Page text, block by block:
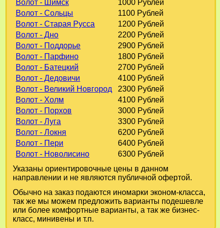
Волот - Шимск
1000 Рублей
Волот - Сольцы
1100 Рублей
Волот - Старая Русса
1200 Рублей
Волот - Дно
2200 Рублей
Волот - Поддорье
2900 Рублей
Волот - Парфино
1800 Рублей
Волот - Батецкий
2700 Рублей
Волот - Дедовичи
4100 Рублей
Волот - Великий Новгород
2300 Рублей
Волот - Холм
4100 Рублей
Волот - Порхов
3000 Рублей
Волот - Луга
3300 Рублей
Волот - Локня
6200 Рублей
Волот - Пери
6400 Рублей
Волот - Новолисино
6300 Рублей
Указаны ориентировочные цены в данном
направлении и не являются публичной офертой.
Обычно на заказ подаются иномарки эконом-класса,
так же мы можем предложить варианты подешевле
или более комфортные варианты, а так же бизнес-
класс, минивены и т.п.